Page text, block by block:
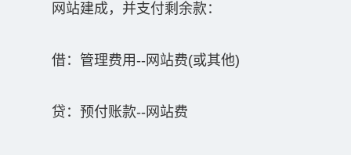
网站建成，并支付剩余款：
借：管理费用--网站费(或其他)
贷：预付账款--网站费